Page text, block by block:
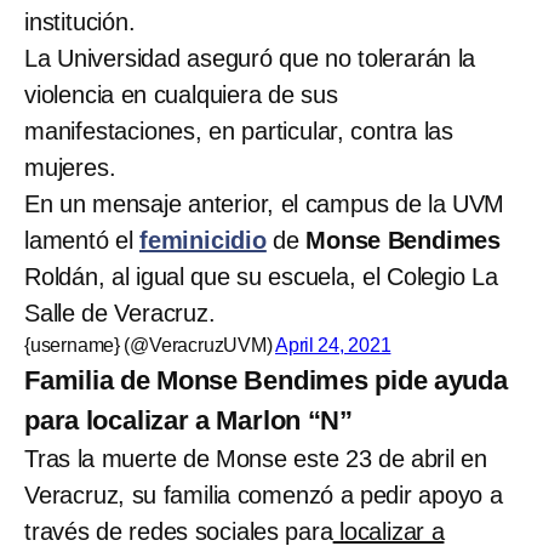
institución.
La Universidad aseguró que no tolerarán la
violencia en cualquiera de sus
manifestaciones, en particular, contra las
mujeres.
En un mensaje anterior, el campus de la UVM
lamentó elfeminicidiode Monse Bendimes
Roldán, al igual que su escuela, el Colegio La
Salle de Veracruz.
{username} (@VeracruzUVM)April 24, 2021
Familia de Monse Bendimes pide ayuda
para localizar a Marlon “N”
Tras la muerte de Monse este 23 de abril en
Veracruz, su familia comenzó a pedir apoyo a
través de redes sociales paralocalizar a